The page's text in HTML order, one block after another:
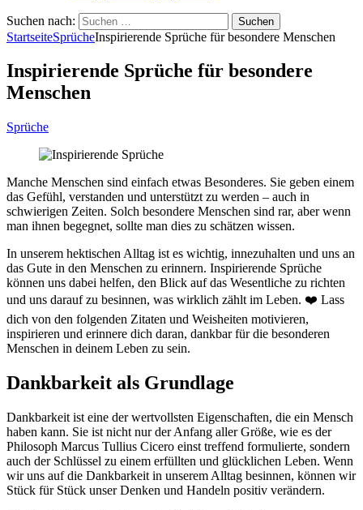
Suchen nach:
StartseiteSprücheInspirierende Sprüche für besondere Menschen
Inspirierende Sprüche für besondere
Menschen
Sprüche
Manche Menschen sind einfach etwas Besonderes. Sie geben einem
das Gefühl, verstanden und unterstützt zu werden – auch in
schwierigen Zeiten. Solch besondere Menschen sind rar, aber wenn
man ihnen begegnet, sollte man dies zu schätzen wissen.
In unserem hektischen Alltag ist es wichtig, innezuhalten und uns an
das Gute in den Menschen zu erinnern. Inspirierende Sprüche
können uns dabei helfen, den Blick auf das Wesentliche zu richten
und uns darauf zu besinnen, was wirklich zählt im Leben. ❤️ Lass
dich von den folgenden Zitaten und Weisheiten motivieren,
inspirieren und erinnere dich daran, dankbar für die besonderen
Menschen in deinem Leben zu sein.
Dankbarkeit als Grundlage
Dankbarkeit ist eine der wertvollsten Eigenschaften, die ein Mensch
haben kann. Sie ist nicht nur der Anfang aller Größe, wie es der
Philosoph Marcus Tullius Cicero einst treffend formulierte, sondern
auch der Schlüssel zu einem erfüllten und glücklichen Leben. Wenn
wir uns auf die Dankbarkeit in unserem Alltag besinnen, können wir
Stück für Stück unser Denken und Handeln positiv verändern.